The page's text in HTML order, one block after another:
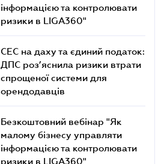
інформацією та контролювати
ризики в LIGA360"
СЕС на даху та єдиний податок:
ДПС роз’яснила ризики втрати
спрощеної системи для
орендодавців
Безкоштовний вебінар "Як
малому бізнесу управляти
інформацією та контролювати
ризики в LIGA360"